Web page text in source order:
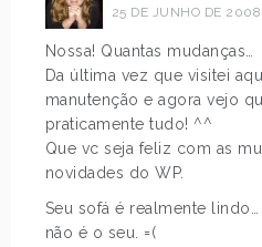
25 DE JUNHO DE
Nossa! Quantas mudanças…
Da última vez que visitei
manutenção e agora vejo
praticamente tudo! ^^
Que vc seja feliz com as
novidades do WP.
Seu sofá é realmente
não é o seu. =(